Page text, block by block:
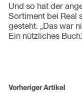
Und so hat der
Sortiment bei Real
gesteht: „Das war
Ein nützliches
Beitragsnavigation
Vorheriger Artikel